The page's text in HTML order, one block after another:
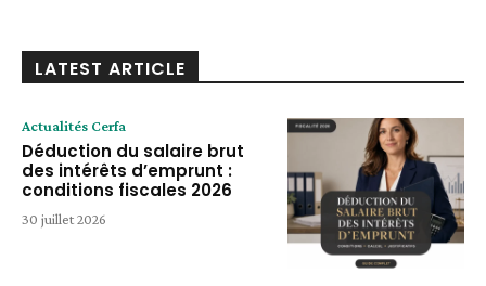
LATEST ARTICLE
Actualités Cerfa
Déduction du salaire brut
des intérêts d’emprunt :
conditions fiscales 2026
30 juillet 2026